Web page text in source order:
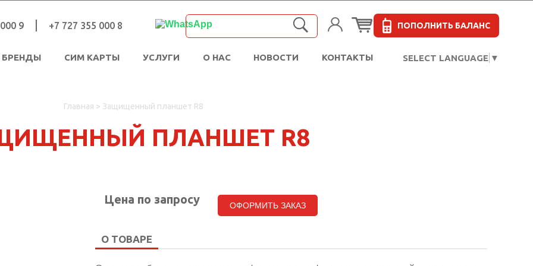
9 +7 727 355 000 8 ПОПОЛНИТЬ БАЛАНС
БРЕНДЫ СИМ КАРТЫ УСЛУГИ О НАС НОВОСТИ КОНТАКТЫ SELECT LANGUAGE ▼
Главная > Защищенный планшет R8
ПЛАНШЕТ R8
Цена по запросу ОФОРМИТЬ ЗАКАЗ
О ТОВАРЕ